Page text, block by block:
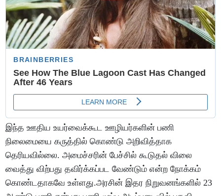
இந்த ஊதிய உயர்வைக்கூட ஊழியர்களின் பணி
நிலைமையை கருத்தில் கொண்டு அறிவித்தாக
தெரியவில்லை. அமைச்சரின் பேச்சில் கூடுதல் விலை
வைத்து விற்பது தவிர்க்கப்பட வேண்டும் என்ற நோக்கம்
கொண்டதாகவே உள்ளது.அரசின் இதர நிறுவனங்களில் 23